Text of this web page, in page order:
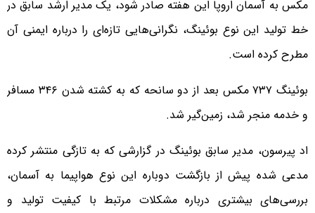
مکس به آسمان اروپا این هفته صادر شود، یک مدیر ارشد سابق در
خط تولید این نوع بوئینگ، نگرانی‌هایی تازه‌ای را درباره ایمنی آن
مطرح کرده است.
بوئینگ ۷۳۷ مکس بعد از دو سانحه که به کشته شدن ۳۴۶ مسافر
و خدمه منجر شد، زمین‌گیر شد.
اد پیرسون، مدیر سابق بوئینگ در گزارشی که به تازگی منتشر کرده
مدعی شده پیش از بازگشت دوباره این نوع هواپیما به آسمان،
بررسی‌های بیشتری درباره مشکلات مرتبط با کیفیت تولید و